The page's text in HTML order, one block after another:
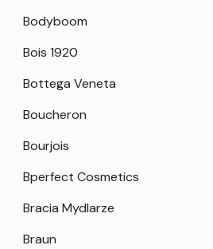
Bodyboom
Bois 1920
Bottega Veneta
Boucheron
Bourjois
Bperfect Cosmetics
Bracia Mydlarze
Braun